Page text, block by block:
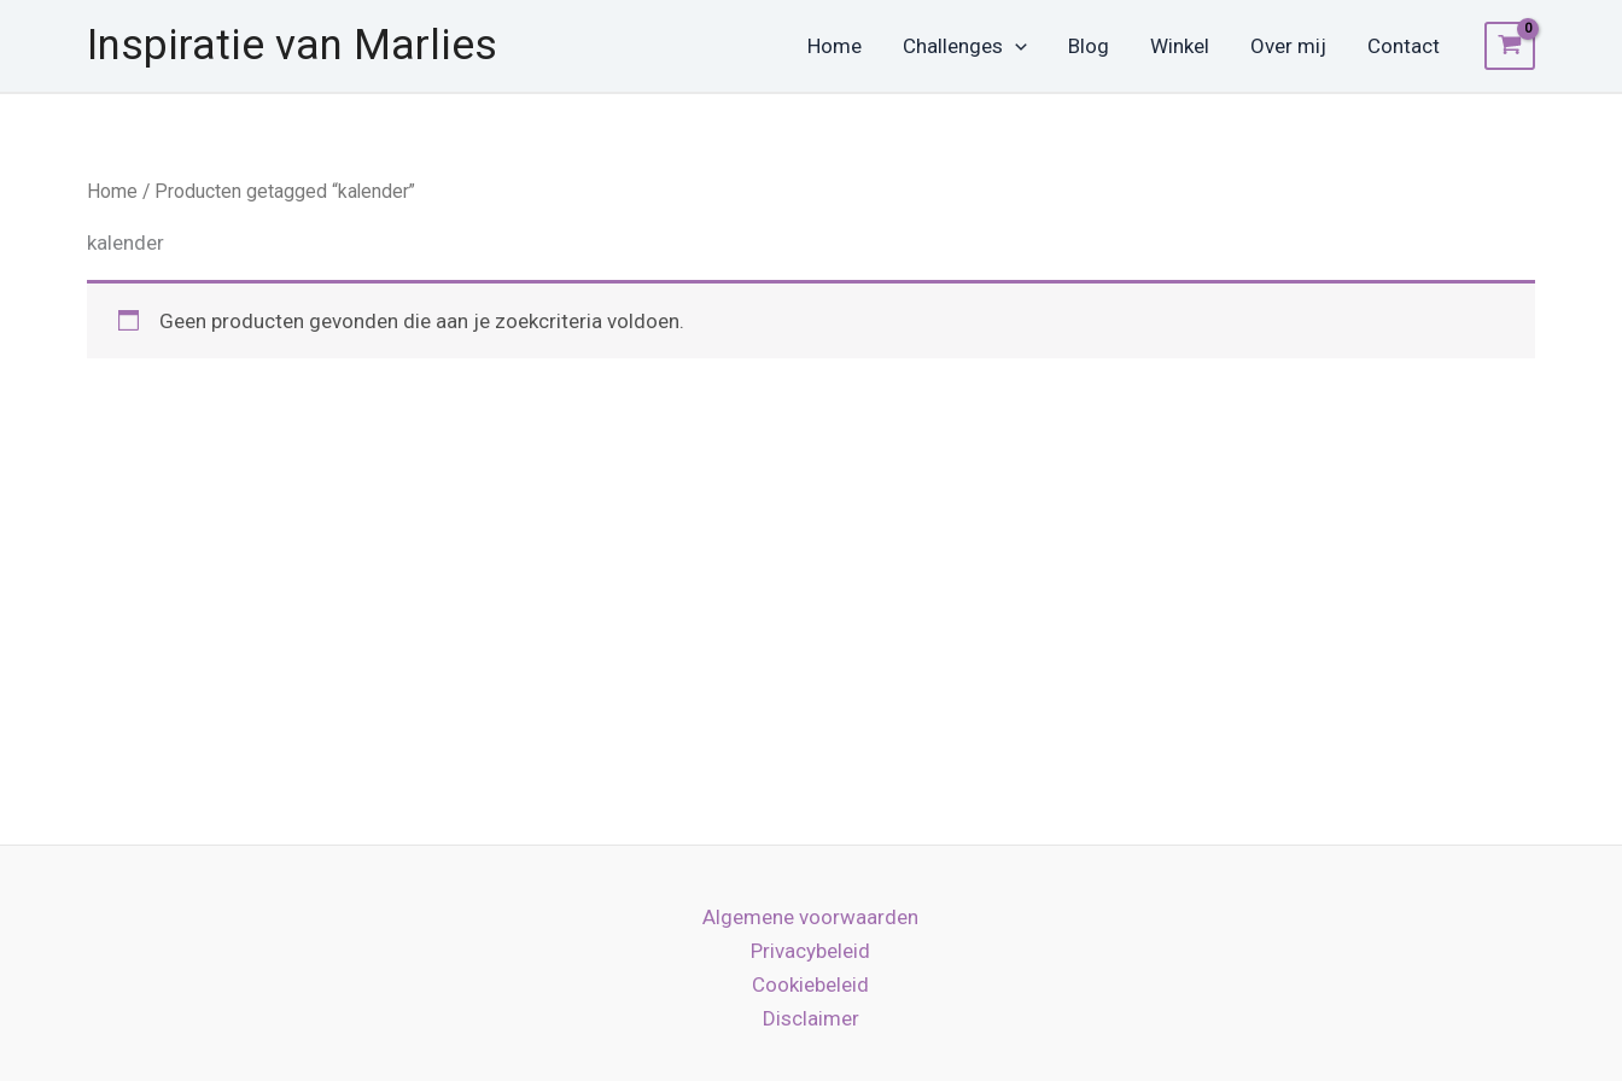
Inspiratie van Marlies Home Challenges Blog Winkel Over mij Contact
Home / Producten getagged “kalender”
kalender
Geen producten gevonden die aan je zoekcriteria voldoen.
Algemene voorwaarden
Privacybeleid
Cookiebeleid
Disclaimer